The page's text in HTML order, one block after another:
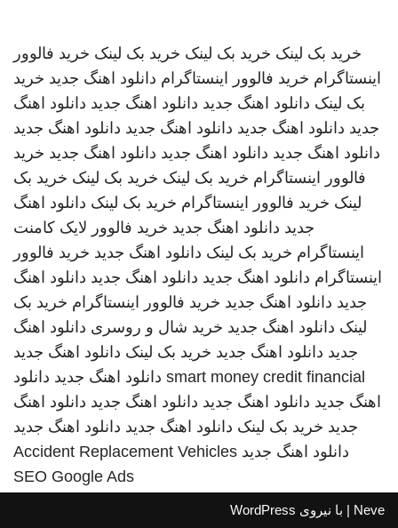
خرید بک لینک خرید بک لینک خرید بک لینک خرید فالوور
اینستاگرام خرید فالوور اینستاگرام دانلود اهنگ جدید خرید
بک لینک دانلود اهنگ جدید دانلود اهنگ جدید دانلود اهنگ
جدید دانلود اهنگ جدید دانلود اهنگ جدید دانلود اهنگ جدید
دانلود اهنگ جدید دانلود اهنگ جدید دانلود اهنگ جدید خرید
فالوور اینستاگرام خرید بک لینک خرید بک لینک خرید بک
لینک خرید فالوور اینستاگرام خرید بک لینک دانلود اهنگ
جدید دانلود اهنگ جدید خرید فالوور لایک کامنت
اینستاگرام خرید بک لینک دانلود اهنگ جدید خرید فالوور
اینستاگرام دانلود اهنگ جدید دانلود اهنگ جدید دانلود اهنگ
جدید دانلود اهنگ جدید خرید فالوور اینستاگرام خرید بک
لینک دانلود اهنگ جدید خرید شال و روسری دانلود اهنگ
جدید دانلود اهنگ جدید خرید بک لینک دانلود اهنگ جدید
smart money credit financial دانلود اهنگ جدید دانلود
اهنگ جدید دانلود اهنگ جدید دانلود اهنگ جدید دانلود اهنگ
جدید خرید بک لینک دانلود اهنگ جدید دانلود اهنگ جدید
دانلود اهنگ جدید Accident Replacement Vehicles
SEO Google Ads
Neve | با نیروی WordPress